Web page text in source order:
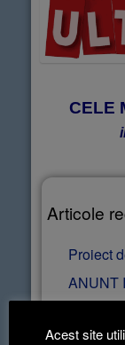
CELE
Articole
Proiect
ANUNT
Acest site